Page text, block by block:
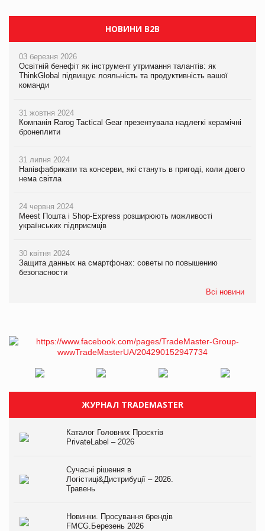
НОВИНИ B2B
03 березня 2026
Освітній бенефіт як інструмент утримання талантів: як
ThinkGlobal підвищує лояльність та продуктивність вашої
команди
31 жовтня 2024
Компанія Rarog Tactical Gear презентувала надлегкі керамічні
бронеплити
31 липня 2024
Напівфабрикати та консерви, які стануть в пригоді, коли довго
нема світла
24 червня 2024
Meest Пошта і Shop-Express розширюють можливості
українських підприємців
30 квітня 2024
Защита данных на смартфонах: советы по повышению
безопасности
Всі новини
ЖУРНАЛ TRADEMASTER
Каталог Головних Проєктів
PrivateLabel – 2026
Сучасні рішення в
Логістиці&Дистрибуції – 2026.
Травень
Новинки. Просування брендів
FMCG.Березень 2026